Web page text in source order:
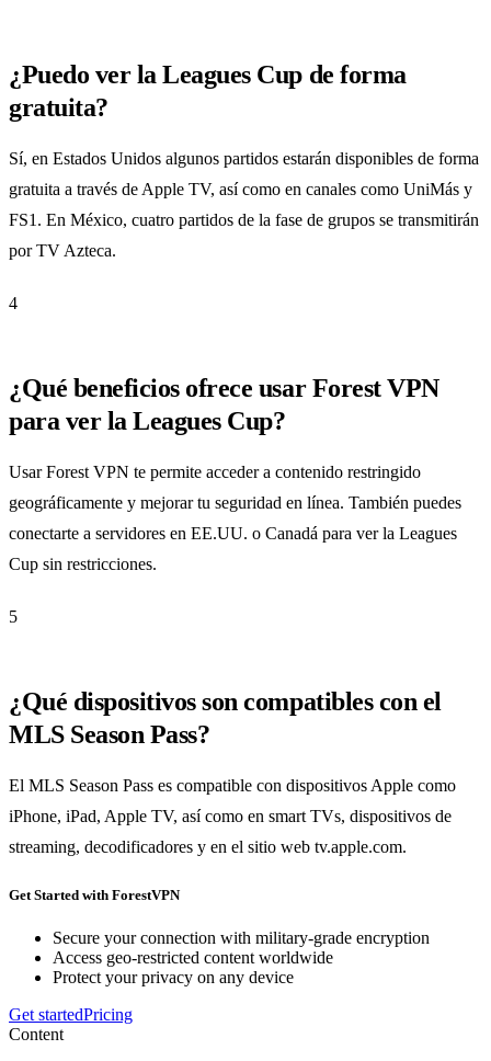
¿Puedo ver la Leagues Cup de forma
gratuita?
Sí, en Estados Unidos algunos partidos estarán disponibles de forma
gratuita a través de Apple TV, así como en canales como UniMás y
FS1. En México, cuatro partidos de la fase de grupos se transmitirán
por TV Azteca.
4
¿Qué beneficios ofrece usar Forest VPN
para ver la Leagues Cup?
Usar Forest VPN te permite acceder a contenido restringido
geográficamente y mejorar tu seguridad en línea. También puedes
conectarte a servidores en EE.UU. o Canadá para ver la Leagues
Cup sin restricciones.
5
¿Qué dispositivos son compatibles con el
MLS Season Pass?
El MLS Season Pass es compatible con dispositivos Apple como
iPhone, iPad, Apple TV, así como en smart TVs, dispositivos de
streaming, decodificadores y en el sitio web tv.apple.com.
Get Started with ForestVPN
Secure your connection with military-grade encryption
Access geo-restricted content worldwide
Protect your privacy on any device
Get startedPricing
Content